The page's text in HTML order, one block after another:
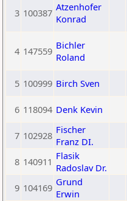
3 100387 Atzenhofer
Konrad
4 147559 Bichler
Roland
5 100999 Birch Sven
6 118094 Denk Kevin
7 102928 Fischer
Franz DI.
8 140911 Flasik
Radoslav Dr.
9 104169 Grund
Erwin